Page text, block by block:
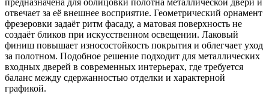
отвечает за её внешнее восприятие. Геометрический орнамент
фрезеровки задаёт ритм фасаду, а матовая поверхность не
создаёт бликов при искусственном освещении. Лаковый
финиш повышает износостойкость покрытия и облегчает уход
за полотном. Подобное решение подходит для металлических
входных дверей в современных интерьерах, где требуется
баланс между сдержанностью отделки и характерной
графикой.